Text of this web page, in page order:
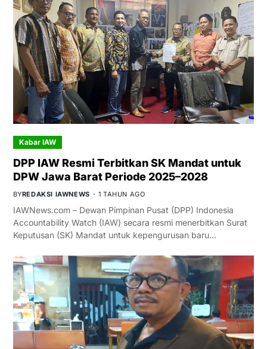
Kabar IAW
DPP IAW Resmi Terbitkan SK Mandat untuk
DPW Jawa Barat Periode 2025–2028
BYREDAKSI IAWNEWS 1 TAHUN AGO
IAWNews.com – Dewan Pimpinan Pusat (DPP) Indonesia
Accountability Watch (IAW) secara resmi menerbitkan Surat
Keputusan (SK) Mandat untuk kepengurusan baru…